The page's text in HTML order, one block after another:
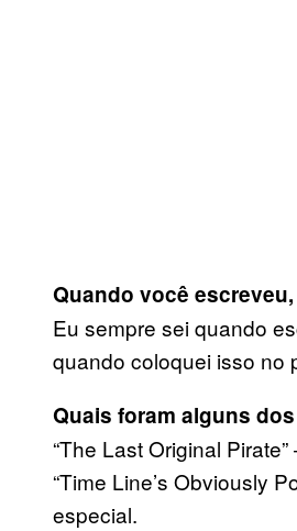
Quando você
Eu sempre sei quando
quando coloquei isso no
Quais foram alguns
“The Last Original
“Time Line’s Obviously
especial.